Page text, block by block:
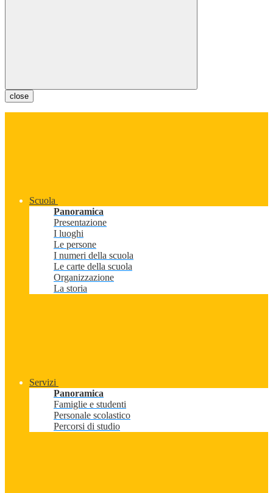
close
Scuola
Panoramica
Presentazione
I luoghi
Le persone
I numeri della scuola
Le carte della scuola
Organizzazione
La storia
Servizi
Panoramica
Famiglie e studenti
Personale scolastico
Percorsi di studio